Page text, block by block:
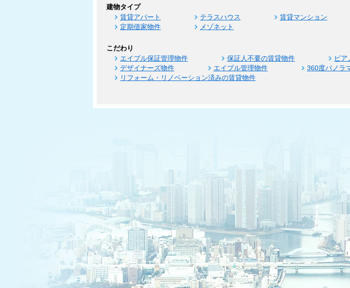
建物タイプ
賃貸アパート テラスハウス 賃貸マンション
定期借家物件
メゾネット
こだわり
エイブル保証管理物件 保証人不要の賃貸物件 ピア
デザイナーズ物件
エイブル管理物件 360度パノラ
リフォーム・リノベーション済みの賃貸物件